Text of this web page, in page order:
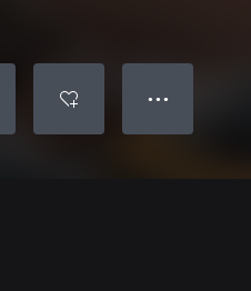
● ● ●